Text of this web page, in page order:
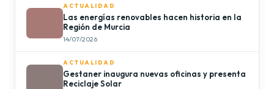
ACTUALIDAD
Las energías renovables hacen historia en la
Región de Murcia
14/07/2026
ACTUALIDAD
Gestaner inaugura nuevas oficinas y presenta
Reciclaje Solar